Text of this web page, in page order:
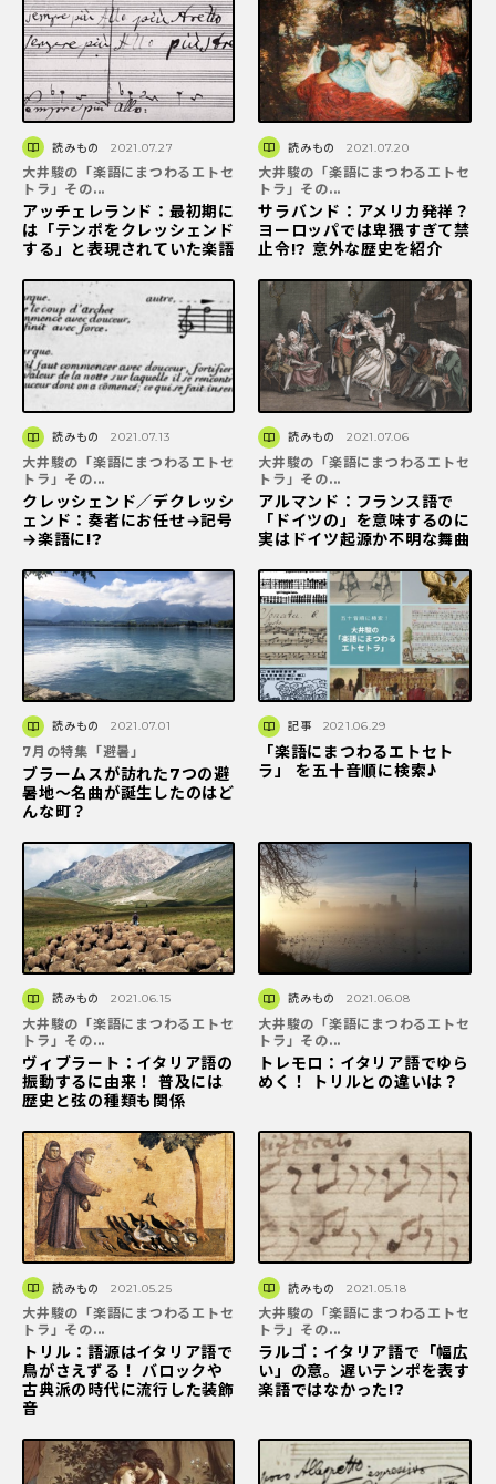
読みもの 2021.07.27
大井駿の「楽語にまつわるエトセ
トラ」その...
アッチェレランド：最初期に
は「テンポをクレッシェンド
する」と表現されていた楽語
読みもの 2021.07.20
大井駿の「楽語にまつわるエトセ
トラ」その...
サラバンド：アメリカ発祥？
ヨーロッパでは卑猥すぎて禁
止令!? 意外な歴史を紹介
読みもの 2021.07.13
大井駿の「楽語にまつわるエトセ
トラ」その...
クレッシェンド／デクレッシ
ェンド：奏者にお任せ→記号
→楽語に!?
読みもの 2021.07.06
大井駿の「楽語にまつわるエトセ
トラ」その...
アルマンド：フランス語で
「ドイツの」を意味するのに
実はドイツ起源か不明な舞曲
読みもの 2021.07.01
7月の特集「避暑」
ブラームスが訪れた7つの避
暑地～名曲が誕生したのはど
んな町？
記事 2021.06.29
「楽語にまつわるエトセト
ラ」 を五十音順に検索♪
読みもの 2021.06.15
大井駿の「楽語にまつわるエトセ
トラ」その...
ヴィブラート：イタリア語の
振動するに由来！ 普及には
歴史と弦の種類も関係
読みもの 2021.06.08
大井駿の「楽語にまつわるエトセ
トラ」その...
トレモロ：イタリア語でゆら
めく！ トリルとの違いは？
読みもの 2021.05.25
大井駿の「楽語にまつわるエトセ
トラ」その...
トリル：語源はイタリア語で
鳥がさえずる！ バロックや
古典派の時代に流行した装飾
音
読みもの 2021.05.18
大井駿の「楽語にまつわるエトセ
トラ」その...
ラルゴ：イタリア語で「幅広
い」の意。遅いテンポを表す
楽語ではなかった!?